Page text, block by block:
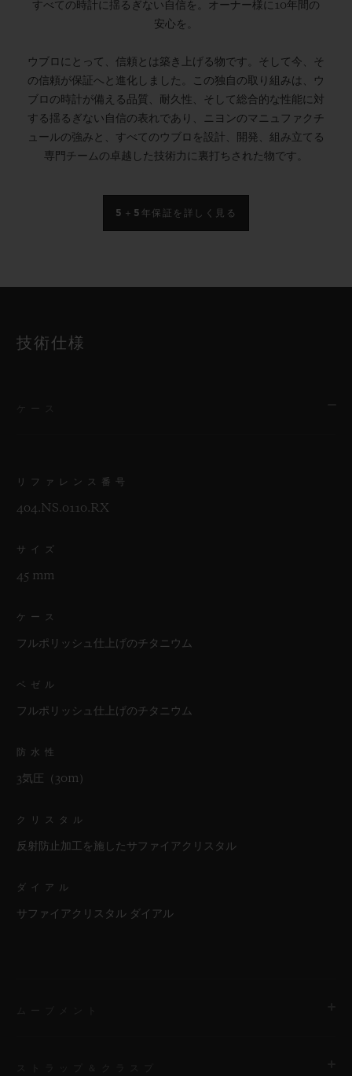
すべての時計に揺るぎない自信を。オーナー様に10年間の
安心を。
ウブロにとって、信頼とは築き上げる物です。そして今、そ
の信頼が保証へと進化しました。この独自の取り組みは、ウ
ブロの時計が備える品質、耐久性、そして総合的な性能に対
する揺るぎない自信の表れであり、ニヨンのマニュファクチ
ュールの強みと、すべてのウブロを設計、開発、組み立てる
専門チームの卓越した技術力に裏打ちされた物です。
5＋5年保証を詳しく見る
技術仕様
リファレンス番号
404.NS.0110.RX
サイズ
45 mm
ケース
フルポリッシュ仕上げのチタニウム
ベゼル
フルポリッシュ仕上げのチタニウム
防水性
3気圧（30m）
クリスタル
反射防止加工を施したサファイアクリスタル
ダイアル
サファイアクリスタル ダイアル